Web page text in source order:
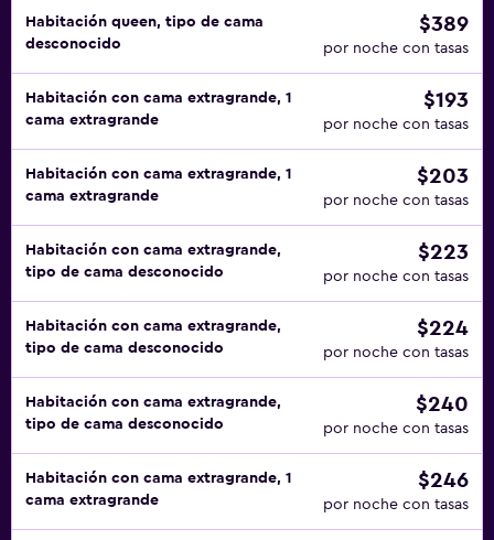
Habitación queen, tipo de cama
desconocido
$389
por noche con tasas
Habitación con cama extragrande, 1
cama extragrande
$193
por noche con tasas
Habitación con cama extragrande, 1
cama extragrande
$203
por noche con tasas
Habitación con cama extragrande,
tipo de cama desconocido
$223
por noche con tasas
Habitación con cama extragrande,
tipo de cama desconocido
$224
por noche con tasas
Habitación con cama extragrande,
tipo de cama desconocido
$240
por noche con tasas
Habitación con cama extragrande, 1
cama extragrande
$246
por noche con tasas